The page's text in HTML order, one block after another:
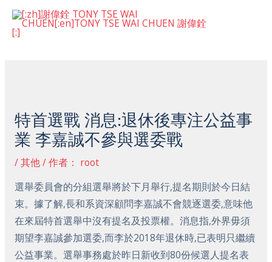
特首選戰 消息:退休後專注公益事
業 李嘉誠不參與選委戰
/其他/ 作者： root
選舉委員會的分組選舉將於下月舉行,提名期則於今日結
束。據了解,長和系資深顧問李嘉誠不會競逐選委,意味他
在來屆特首選舉中沒有提名及投票權。消息指,外界毋須
期望李嘉誠參加選委,而李於2018年退休時,已表明只繼續
公益事業。選舉事務處於昨日新收到80份候選人提名表